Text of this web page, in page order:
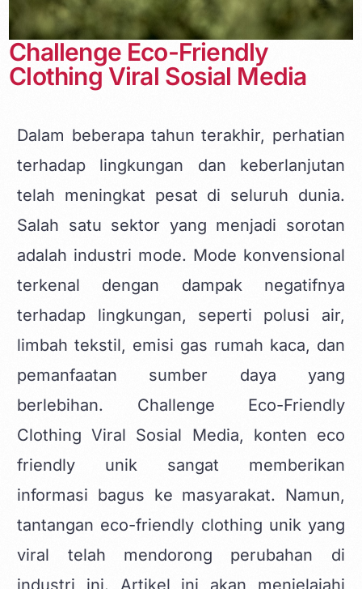
Challenge Eco-Friendly
Clothing Viral Sosial Media
Dalam beberapa tahun terakhir, perhatian
terhadap lingkungan dan keberlanjutan
telah meningkat pesat di seluruh dunia.
Salah satu sektor yang menjadi sorotan
adalah industri mode. Mode konvensional
terkenal dengan dampak negatifnya
terhadap lingkungan, seperti polusi air,
limbah tekstil, emisi gas rumah kaca, dan
pemanfaatan sumber daya yang
berlebihan. Challenge Eco-Friendly
Clothing Viral Sosial Media, konten eco
friendly unik sangat memberikan
informasi bagus ke masyarakat. Namun,
tantangan eco-friendly clothing unik yang
viral telah mendorong perubahan di
industri ini. Artikel ini akan menjelajahi